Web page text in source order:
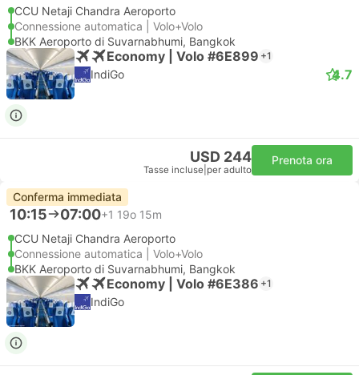
CCU Netaji Chandra Aeroporto
Connessione automatica | Volo+Volo
BKK Aeroporto di Suvarnabhumi, Bangkok
Economy | Volo #6E899 +1
IndiGo 4.7
USD 244
Tasse incluse per adulto
Prenota ora
Conferma immediata
10:15 07:00+1 19o 15m
CCU Netaji Chandra Aeroporto
Connessione automatica | Volo+Volo
BKK Aeroporto di Suvarnabhumi, Bangkok
Economy | Volo #6E386 +1
IndiGo